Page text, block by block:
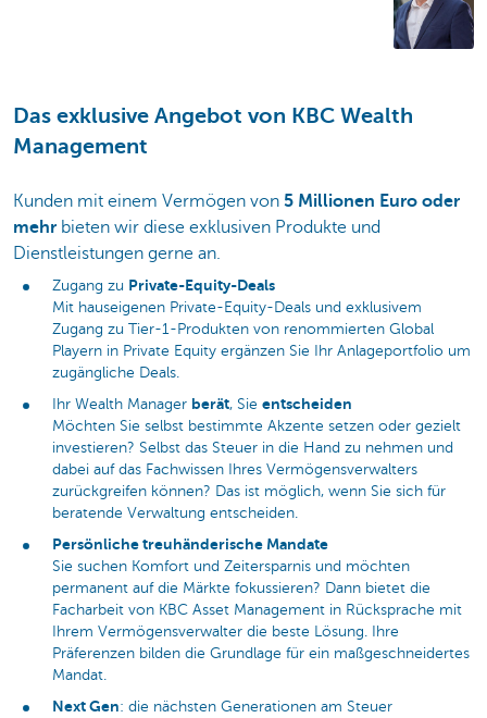
Das exklusive Angebot von KBC Wealth
Management
Kunden mit einem Vermögen von 5 Millionen Euro oder
mehr bieten wir diese exklusiven Produkte und
Dienstleistungen gerne an.
Zugang zu Private-Equity-Deals
Mit hauseigenen Private-Equity-Deals und exklusivem
Zugang zu Tier-1-Produkten von renommierten Global
Playern in Private Equity ergänzen Sie Ihr Anlageportfolio um
zugängliche Deals.
Ihr Wealth Manager berät, Sie entscheiden
Möchten Sie selbst bestimmte Akzente setzen oder gezielt
investieren? Selbst das Steuer in die Hand zu nehmen und
dabei auf das Fachwissen Ihres Vermögensverwalters
zurückgreifen können? Das ist möglich, wenn Sie sich für
beratende Verwaltung entscheiden.
Persönliche treuhänderische Mandate
Sie suchen Komfort und Zeitersparnis und möchten
permanent auf die Märkte fokussieren? Dann bietet die
Facharbeit von KBC Asset Management in Rücksprache mit
Ihrem Vermögensverwalter die beste Lösung. Ihre
Präferenzen bilden die Grundlage für ein maßgeschneidertes
Mandat.
Next Gen: die nächsten Generationen am Steuer